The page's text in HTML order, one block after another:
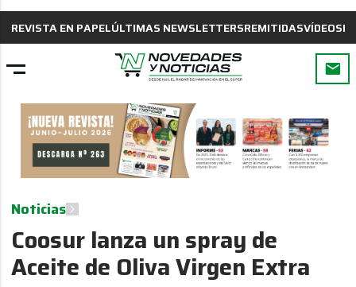
REVISTA EN PAPELÚLTIMAS NEWSLETTERSREMITIDASVÍDEOS
Noticias
Coosur lanza un spray de
Aceite de Oliva Virgen Extra